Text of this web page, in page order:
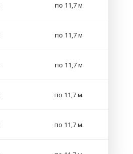
по 11,7 м
по 11,7 м
по 11,7 м
по 11,7 м.
по 11,7 м.